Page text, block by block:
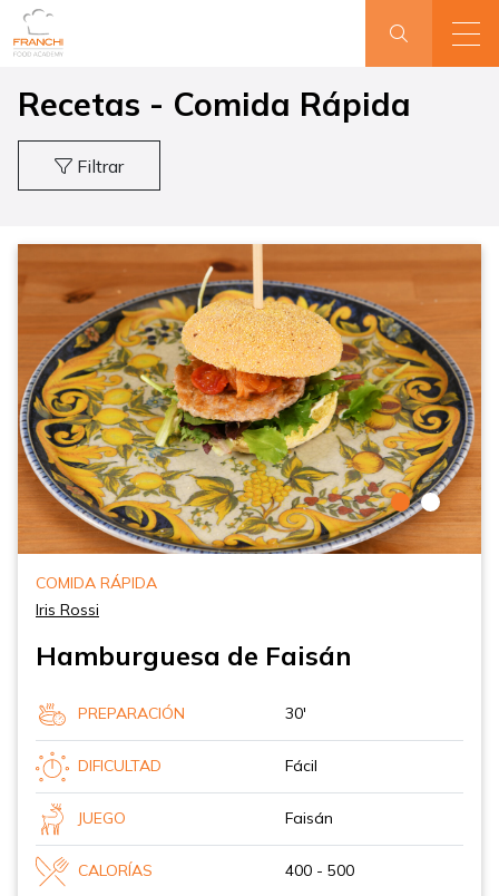
Recetas - Comida Rápida
Filtrar
COMIDA RÁPIDA
Iris Rossi
Hamburguesa de Faisán
PREPARACIÓN 30'
DIFICULTAD Fácil
JUEGO Faisán
CALORÍAS 400 - 500